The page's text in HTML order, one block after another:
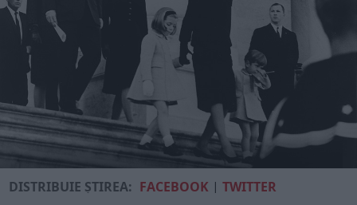
DISTRIBUIE ȘTIREA: FACEBOOK |TWITTER